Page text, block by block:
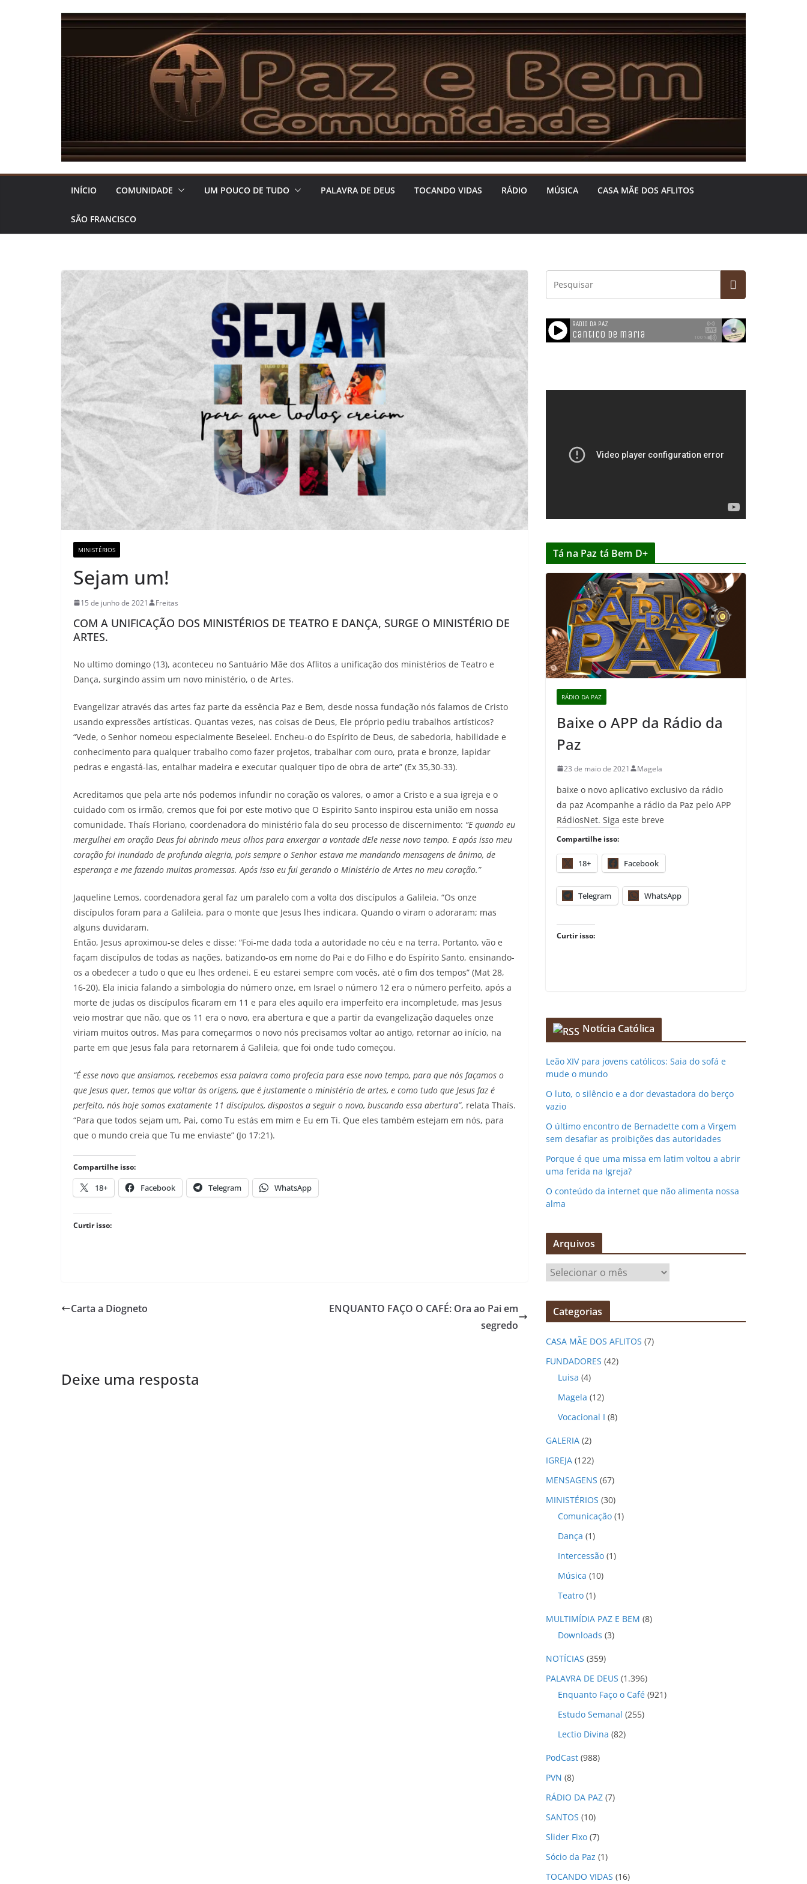
INÍCIO COMUNIDADE UM POUCO DE TUDO PALAVRA DE DEUS TOCANDO VIDAS RÁDIO MÚSICA CASA MÃE DOS AFLITOS
SÃO FRANCISCO
MINISTÉRIOS
Sejam um!
15 de junho de 2021 Freitas
COM A UNIFICAÇÃO DOS MINISTÉRIOS DE TEATRO E DANÇA, SURGE O MINISTÉRIO DE
ARTES.
No ultimo domingo (13), aconteceu no Santuário Mãe dos Aflitos a unificação dos ministérios de Teatro e
Dança, surgindo assim um novo ministério, o de Artes.
Evangelizar através das artes faz parte da essência Paz e Bem, desde nossa fundação nós falamos de Cristo
usando expressões artísticas. Quantas vezes, nas coisas de Deus, Ele próprio pediu trabalhos artísticos?
“Vede, o Senhor nomeou especialmente Beseleel. Encheu-o do Espírito de Deus, de sabedoria, habilidade e
conhecimento para qualquer trabalho como fazer projetos, trabalhar com ouro, prata e bronze, lapidar
pedras e engastá-las, entalhar madeira e executar qualquer tipo de obra de arte” (Ex 35,30-33).
Acreditamos que pela arte nós podemos infundir no coração os valores, o amor a Cristo e a sua igreja e o
cuidado com os irmão, cremos que foi por este motivo que O Espirito Santo inspirou esta união em nossa
comunidade. Thaís Floriano, coordenadora do ministério fala do seu processo de discernimento: “E quando eu
mergulhei em oração Deus foi abrindo meus olhos para enxergar a vontade dEle nesse novo tempo. E após isso meu
coração foi inundado de profunda alegria, pois sempre o Senhor estava me mandando mensagens de ânimo, de
esperança e me fazendo muitas promessas. Após isso eu fui gerando o Ministério de Artes no meu coração.”
Jaqueline Lemos, coordenadora geral faz um paralelo com a volta dos discípulos a Galileia. “Os onze
discípulos foram para a Galileia, para o monte que Jesus lhes indicara. Quando o viram o adoraram; mas
alguns duvidaram.
Então, Jesus aproximou-se deles e disse: “Foi-me dada toda a autoridade no céu e na terra. Portanto, vão e
façam discípulos de todas as nações, batizando-os em nome do Pai e do Filho e do Espírito Santo, ensinando-
os a obedecer a tudo o que eu lhes ordenei. E eu estarei sempre com vocês, até o fim dos tempos” (Mat 28,
16-20). Ela inicia falando a simbologia do número onze, em Israel o número 12 era o número perfeito, após a
morte de judas os discípulos ficaram em 11 e para eles aquilo era imperfeito era incompletude, mas Jesus
veio mostrar que não, que os 11 era o novo, era abertura e que a partir da evangelização daqueles onze
viriam muitos outros. Mas para começarmos o novo nós precisamos voltar ao antigo, retornar ao início, na
parte em que Jesus fala para retornarem á Galileia, que foi onde tudo começou.
“É esse novo que ansiamos, recebemos essa palavra como profecia para esse novo tempo, para que nós façamos o
que Jesus quer, temos que voltar às origens, que é justamente o ministério de artes, e como tudo que Jesus faz é
perfeito, nós hoje somos exatamente 11 discípulos, dispostos a seguir o novo, buscando essa abertura”, relata Thaís.
“Para que todos sejam um, Pai, como Tu estás em mim e Eu em Ti. Que eles também estejam em nós, para
que o mundo creia que Tu me enviaste” (Jo 17:21).
Compartilhe isso:
18+ Facebook Telegram WhatsApp
Curtir isso:
Carta a Diogneto
ENQUANTO FAÇO O CAFÉ: Ora ao Pai em
segredo
Deixe uma resposta
Tá na Paz tá Bem D+
RÁDIO DA PAZ
Baixe o APP da Rádio da
Paz
23 de maio de 2021 Magela
baixe o novo aplicativo exclusivo da rádio
da paz Acompanhe a rádio da Paz pelo APP
RádiosNet. Siga este breve
Compartilhe isso:
18+ Facebook
Telegram WhatsApp
Curtir isso:
Notícia Católica
Leão XIV para jovens católicos: Saia do sofá e
mude o mundo
O luto, o silêncio e a dor devastadora do berço
vazio
O último encontro de Bernadette com a Virgem
sem desafiar as proibições das autoridades
Porque é que uma missa em latim voltou a abrir
uma ferida na Igreja?
O conteúdo da internet que não alimenta nossa
alma
Arquivos
r
q
v
o
Categorias
CASA MÃE DOS AFLITOS (7)
FUNDADORES (42)
Luisa (4)
Magela (12)
Vocacional I (8)
GALERIA (2)
IGREJA (122)
MENSAGENS (67)
MINISTÉRIOS (30)
Comunicação (1)
Dança (1)
Intercessão (1)
Música (10)
Teatro (1)
MULTIMÍDIA PAZ E BEM (8)
Downloads (3)
NOTÍCIAS (359)
PALAVRA DE DEUS (1.396)
Enquanto Faço o Café (921)
Estudo Semanal (255)
Lectio Divina (82)
PodCast (988)
PVN (8)
RÁDIO DA PAZ (7)
SANTOS (10)
Slider Fixo (7)
Sócio da Paz (1)
TOCANDO VIDAS (16)